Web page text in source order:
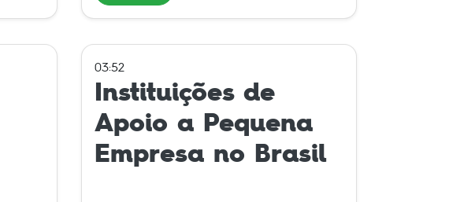
03:52
Instituições de
Apoio a Pequena
Empresa no Brasil